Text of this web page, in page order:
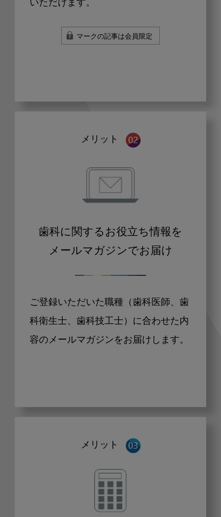
いただけます。
マークの記事は会員限定
メリット
歯科に関するお役立ち情報を
メールマガジンでお届け
ご登録いただいた職種（歯科医師、歯
科衛生士、歯科技工士）に合わせた内
容のメールマガジンをお届けします。
メリット